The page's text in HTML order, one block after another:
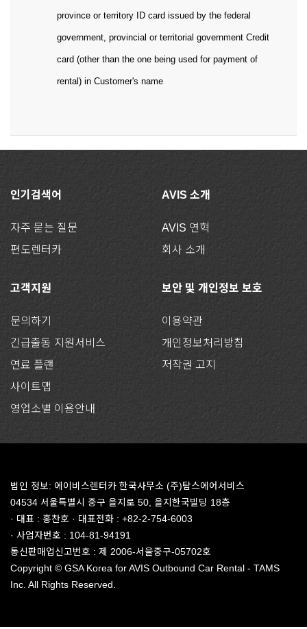
province or territory ID card issued by the federal
government, provincial or territorial government Credit
card (other than the one being used for payment of
rental) in Customer's name
인기검색어
자주 묻는 질문
편도렌터카
AVIS 소개
AVIS 연혁
회사 소개
고객지원
문의하기
긴급출동 지원서비스
연료 플랜
사이트맵
영업소별 이용안내
보안 및 개인정보 보호
이용약관
개인정보처리방침
저작권 고지
법인 정보: 에이비스렌터카 한국사무소 (주)탐스에어서비스
04534 서울특별시 중구 을지로 50, 을지한국빌딩 18층
· 대표 : 홍찬호 · 대표전화 : +82-2-754-6003
· 사업자번호 : 104-81-94191
통신판매업신고번호 : 제 2006-서울중구-05702호
Copyright © GSA Korea for AVIS Outbound Car Rental - TAMS
Inc. All Rights Reserved.